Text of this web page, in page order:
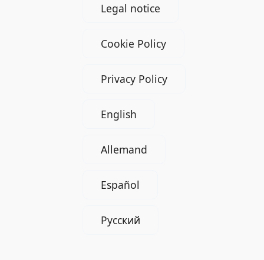
Legal notice
Cookie Policy
Privacy Policy
English
Allemand
Español
Русский